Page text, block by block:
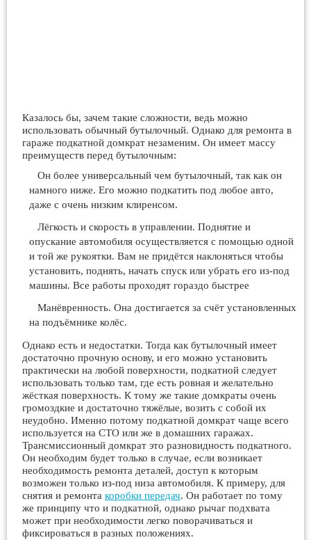
Казалось бы, зачем такие сложности, ведь можно
использовать обычный бутылочный. Однако для ремонта в
гараже подкатной домкрат незаменим. Он имеет массу
преимуществ перед бутылочным:
Он более универсальный чем бутылочный, так как он
намного ниже. Его можно подкатить под любое авто,
даже с очень низким клиренсом.
Лёгкость и скорость в управлении. Поднятие и
опускание автомобиля осуществляется с помощью одной
и той же рукоятки. Вам не придётся наклоняться чтобы
установить, поднять, начать спуск или убрать его из-под
машины. Все работы проходят гораздо быстрее
Манёвренность. Она достигается за счёт установленных
на подъёмнике колёс.
Однако есть и недостатки. Тогда как бутылочный имеет
достаточно прочную основу, и его можно установить
практически на любой поверхности, подкатной следует
использовать только там, где есть ровная и желательно
жёсткая поверхность. К тому же такие домкраты очень
громоздкие и достаточно тяжёлые, возить с собой их
неудобно. Именно потому подкатной домкрат чаще всего
используется на СТО или же в домашних гаражах.
Трансмиссионный домкрат это разновидность подкатного.
Он необходим будет только в случае, если возникает
необходимость ремонта деталей, доступ к которым
возможен только из-под низа автомобиля. К примеру, для
снятия и ремонта коробки передач. Он работает по тому
же принципу что и подкатной, однако рычаг подхвата
может при необходимости легко поворачиваться и
фиксироваться в разных положениях.